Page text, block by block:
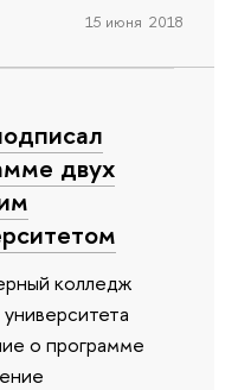
15 июня 2018
двух
колледж
о программе